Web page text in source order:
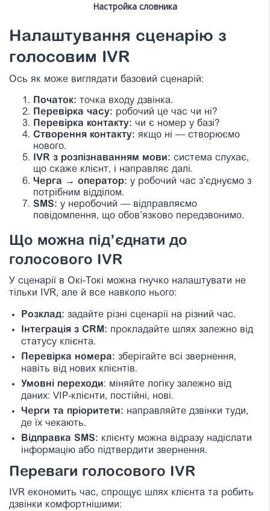
Настройка словника
Налаштування сценарію з
голосовим IVR
Ось як може виглядати базовий сценарій:
Початок: точка входу дзвінка.
Перевірка часу: робочий це час чи ні?
Перевірка контакту: чи є номер у базі?
Створення контакту: якщо ні — створюємо
нового.
IVR з розпізнаванням мови: система слухає,
що скаже клієнт, і направляє далі.
Черга → оператор: у робочий час з’єднуємо з
потрібним відділом.
SMS: у неробочий — відправляємо
повідомлення, що обов’язково передзвонимо.
Що можна під’єднати до
голосового IVR
У сценарії в Окі-Токі можна гнучко налаштувати не
тільки IVR, але й все навколо нього:
Розклад: задайте різні сценарії на різний час.
Інтеграція з CRM: прокладайте шлях залежно від
статусу клієнта.
Перевірка номера: зберігайте всі звернення,
навіть від нових клієнтів.
Умовні переходи: міняйте логіку залежно від
даних: VIP-клієнти, постійні, нові.
Черги та пріоритети: направляйте дзвінки туди,
де їх чекають.
Відправка SMS: клієнту можна відразу надіслати
інформацію або підтвердити звернення.
Переваги голосового IVR
IVR економить час, спрощує шлях клієнта та робить
дзвінки комфортнішими: